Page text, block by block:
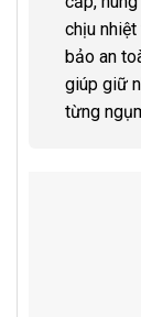
chịu
bảo an
giúp giữ
từng